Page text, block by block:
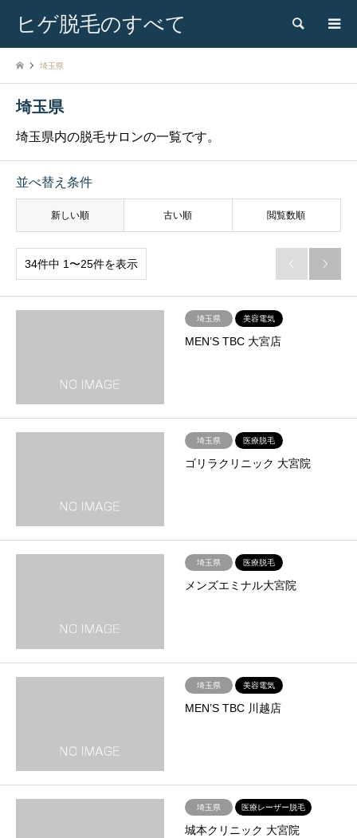
ヒゲ脱毛のすべて 検索
埼玉県
埼玉県
埼玉県内の脱毛サロンの一覧です。
並べ替え条件
新しい順 古い順 閲覧数順
34件中 1〜25件を表示  
埼玉県 美容電気
MEN’S TBC 大宮店
埼玉県 医療脱毛
ゴリラクリニック 大宮院
埼玉県 医療脱毛
メンズエミナル大宮院
埼玉県 美容電気
MEN’S TBC 川越店
埼玉県 医療レーザー脱毛
城本クリニック 大宮院